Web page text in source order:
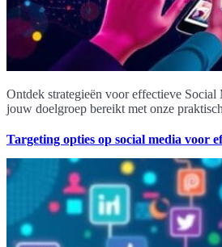
Ontdek strategieën voor effectieve Social
jouw doelgroep bereikt met onze
Targeting opties op social media voor